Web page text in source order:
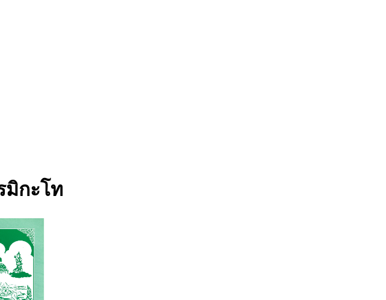
มิกะโท